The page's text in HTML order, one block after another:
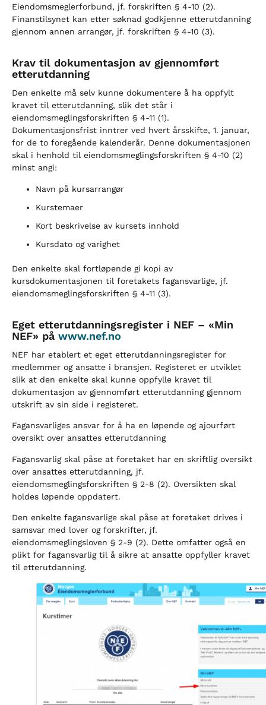
Eiendomsmeglerforbund, jf. forskriften § 4-10 (2).
Finanstilsynet kan etter søknad godkjenne etterutdanning
gjennom annen arrangør, jf. forskriften § 4-10 (3).
Krav til dokumentasjon av gjennomført
etterutdanning
Den enkelte må selv kunne dokumentere å ha oppfylt
kravet til etterutdanning, slik det står i
eiendomsmeglingsforskriften § 4-11 (1).
Dokumentasjonsfrist inntrer ved hvert årsskifte, 1. januar,
for de to foregående kalenderår. Denne dokumentasjonen
skal i henhold til eiendomsmeglingsforskriften § 4-10 (2)
minst angi:
Navn på kursarrangør
Kurstemaer
Kort beskrivelse av kursets innhold
Kursdato og varighet
Den enkelte skal fortløpende gi kopi av
kursdokumentasjonen til foretakets fagansvarlige, jf.
eiendomsmeglingsforskriften § 4-11 (3).
Eget etterutdanningsregister i NEF – «Min
NEF» på www.nef.no
NEF har etablert et eget etterutdanningsregister for
medlemmer og ansatte i bransjen. Registeret er utviklet
slik at den enkelte skal kunne oppfylle kravet til
dokumentasjon av gjennomført etterutdanning gjennom
utskrift av sin side i registeret.
Fagansvarliges ansvar for å ha en løpende og ajourført
oversikt over ansattes etterutdanning
Fagansvarlig skal påse at foretaket har en skriftlig oversikt
over ansattes etterutdanning, jf.
eiendomsmeglingsforskriften § 2-8 (2). Oversikten skal
holdes løpende oppdatert.
Den enkelte fagansvarlige skal påse at foretaket drives i
samsvar med lover og forskrifter, jf.
eiendomsmeglingsloven § 2-9 (2). Dette omfatter også en
plikt for fagansvarlig til å sikre at ansatte oppfyller kravet
til etterutdanning.